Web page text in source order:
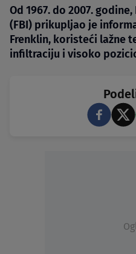
Od 1967. do 2007.
(FBI) prikupljao je
Frenklin, koristeći lažne
infiltraciju i visoko